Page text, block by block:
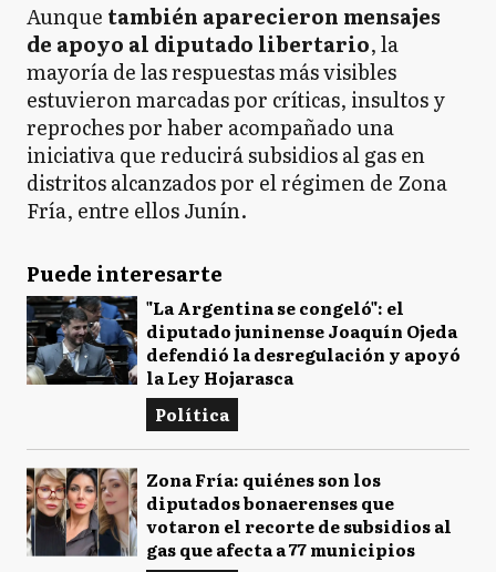
Aunque también aparecieron mensajes
de apoyo al diputado libertario, la
mayoría de las respuestas más visibles
estuvieron marcadas por críticas, insultos y
reproches por haber acompañado una
iniciativa que reducirá subsidios al gas en
distritos alcanzados por el régimen de Zona
Fría, entre ellos Junín.
Puede interesarte
"La Argentina se congeló": el
diputado juninense Joaquín Ojeda
defendió la desregulación y apoyó
la Ley Hojarasca
Política
Zona Fría: quiénes son los
diputados bonaerenses que
votaron el recorte de subsidios al
gas que afecta a 77 municipios